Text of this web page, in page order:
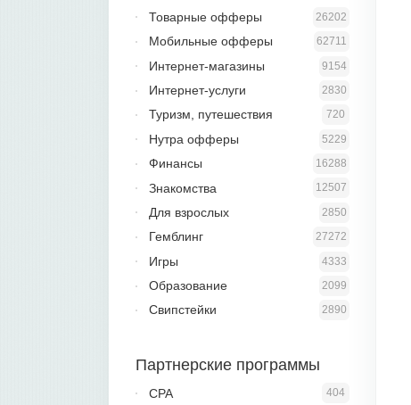
26202
Товарные офферы
62711
Мобильные офферы
9154
Интернет-магазины
2830
Интернет-услуги
720
Туризм, путешествия
5229
Нутра офферы
16288
Финансы
12507
Знакомства
2850
Для взрослых
27272
Гемблинг
4333
Игры
2099
Образование
2890
Свипстейки
Партнерские программы
404
CPA